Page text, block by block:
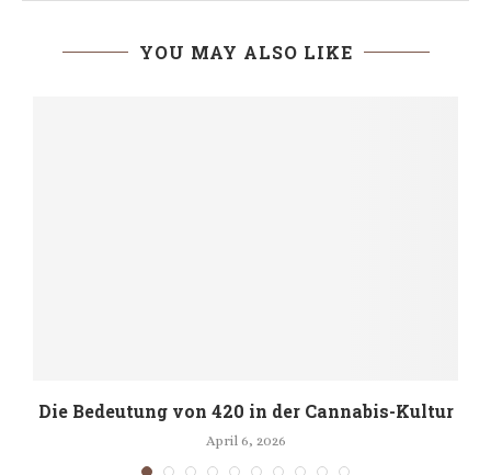
YOU MAY ALSO LIKE
Die Bedeutung von 420 in der Cannabis-Kultur
April 6, 2026